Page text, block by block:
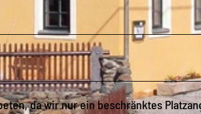
da wir nur ein beschränktes